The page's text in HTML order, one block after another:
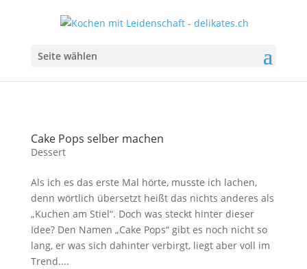
Seite wählen
Cake Pops selber machen
Dessert
Als ich es das erste Mal hörte, musste ich lachen,
denn wörtlich übersetzt heißt das nichts anderes als
„Kuchen am Stiel“. Doch was steckt hinter dieser
Idee? Den Namen „Cake Pops“ gibt es noch nicht so
lang, er was sich dahinter verbirgt, liegt aber voll im
Trend....